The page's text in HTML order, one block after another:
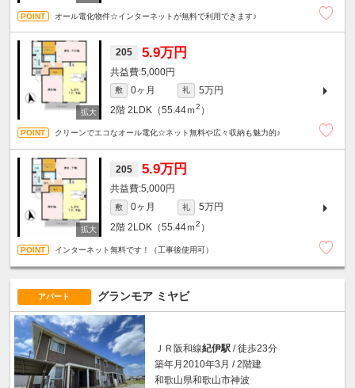
オール電化物件☆インターネットが無料で利用できます♪
205 5.9万円
5,000円
敷 0ヶ月 礼
5万円
2階 2LDK（55.44ｍ2 ）
クリーンでエコなオール電化☆ネット無料や広々収納も魅力的♪
205 5.9万円
5,000円
敷 0ヶ月 礼
5万円
2階 2LDK（55.44ｍ2 ）
インターネット無料です！（工事後使用可）
アパート グランモア ミヤビ
ＪＲ阪和線紀伊駅 / 徒歩23分
築年月2010年3月 / 2階建
和歌山県和歌山市神波